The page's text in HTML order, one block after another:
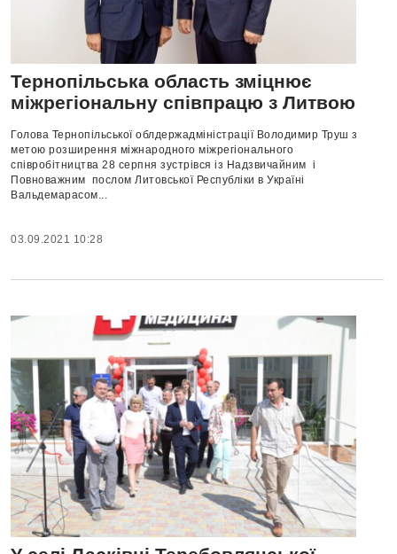
Тернопільська область зміцнює
міжрегіональну співпрацю з Литвою
Голова Тернопільської облдержадміністрації Володимир Труш з
метою розширення міжнародного міжрегіонального
співробітництва 28 серпня зустрівся із Надзвичайним і
Повноважним послом Литовської Республіки в Україні
Вальдемарасом...
03.09.2021 10:28